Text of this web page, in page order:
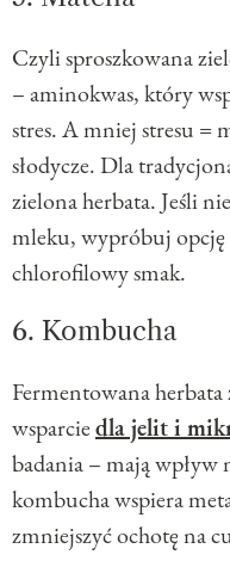
Czyli sproszkowana
– aminokwas, który
stres. A mniej stresu =
słodycze. Dla
zielona herbata. Jeśli
mleku, wypróbuj opcję
chlorofilowy smak.
6. Kombucha
Fermentowana
wsparciedla jelit i
badania – mają
kombucha wspiera
zmniejszyć ochotę na